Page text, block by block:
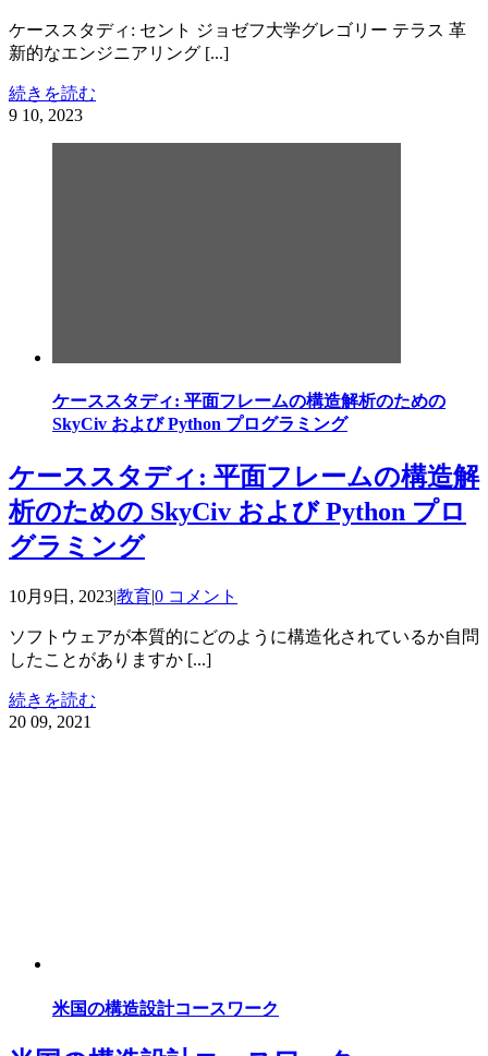
ケーススタディ: セント ジョゼフ大学グレゴリー テラス 革
新的なエンジニアリング [...]
続きを読む
9 10, 2023
ケーススタディ: 平面フレームの構造解析のための
SkyCiv および Python プログラミング
ケーススタディ: 平面フレームの構造解
析のための SkyCiv および Python プロ
グラミング
10月9日, 2023|教育|0 コメント
ソフトウェアが本質的にどのように構造化されているか自問
したことがありますか [...]
続きを読む
20 09, 2021
米国の構造設計コースワーク